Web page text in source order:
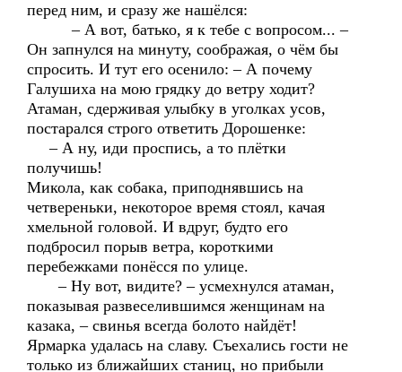
перед ним, и сразу же нашёлся:
– А вот, батько, я к тебе с вопросом... –
Он запнулся на минуту, соображая, о чём бы
спросить. И тут его осенило: – А почему
Галушиха на мою грядку до ветру ходит?
Атаман, сдерживая улыбку в уголках усов,
постарался строго ответить Дорошенке:
– А ну, иди проспись, а то плётки
получишь!
Микола, как собака, приподнявшись на
четвереньки, некоторое время стоял, качая
хмельной головой. И вдруг, будто его
подбросил порыв ветра, короткими
перебежками понёсся по улице.
– Ну вот, видите? – усмехнулся атаман,
показывая развеселившимся женщинам на
казака, – свинья всегда болото найдёт!
Ярмарка удалась на славу. Съехались гости не
только из ближайших станиц, но прибыли